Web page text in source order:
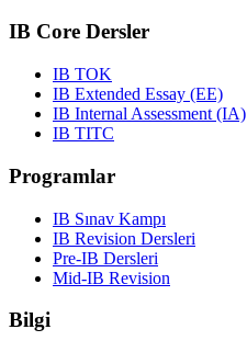
IB Core Dersler
IB TOK
IB Extended Essay (EE)
IB Internal Assessment (IA)
IB TITC
Programlar
IB Sınav Kampı
IB Revision Dersleri
Pre-IB Dersleri
Mid-IB Revision
Bilgi